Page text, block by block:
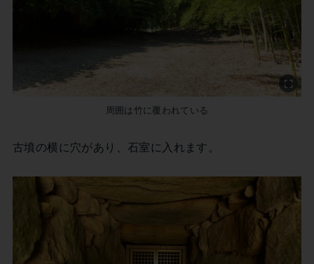
周囲は竹に覆われている
古墳の横に穴があり、石室に入れます。